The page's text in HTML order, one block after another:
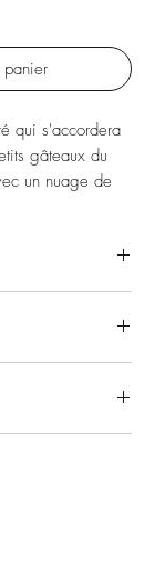
qui s'accordera
gâteaux du
un nuage de